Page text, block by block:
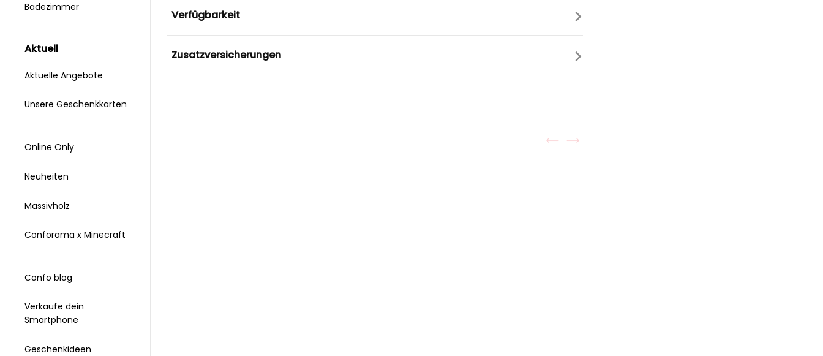
Badezimmer
aktuell
Aktuelle Angebote
Unsere Geschenkkarten
Online Only
Neuheiten
Massivholz
Conforama x Minecraft
Confo blog
Verkaufe dein
Smartphone
Geschenkideen
Verfügbarkeit
Zusatzversicherungen